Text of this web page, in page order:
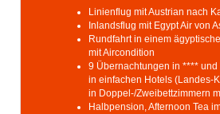
Linienflug mit Austrian nach
Inlandsflug mit Egypt Air von
Rundfahrt in einem
mit Aircondition
9 Übernachtungen in ****
in einfachen Hotels (Landes-
in Doppel-/Zweibettzimmern
Halbpension, Afternoon Tea